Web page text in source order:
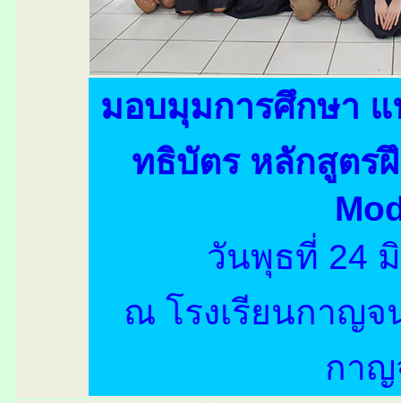
มอบมุมการศึกษา
ทธิบัตร หลักสูตร
วันพุธที่ 24
ณ โรงเรียนกาญจ
กา